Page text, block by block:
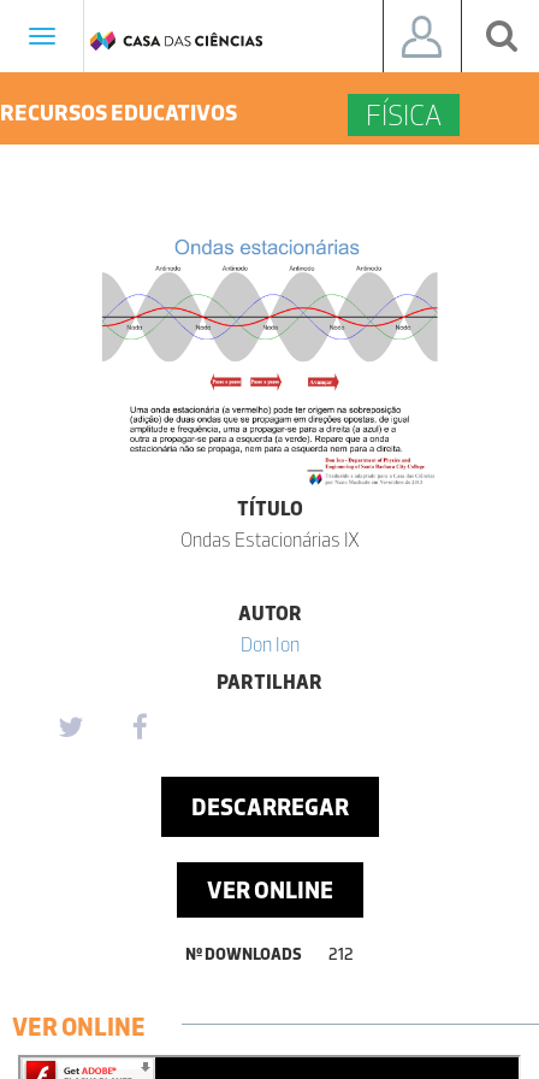
Toggle
RECURSOS EDUCATIVOS FÍSICA
TÍTULO
Ondas Estacionárias IX
AUTOR
Don Ion
PARTILHAR
DESCARREGAR
VER ONLINE
Nº DOWNLOADS 212
VER ONLINE